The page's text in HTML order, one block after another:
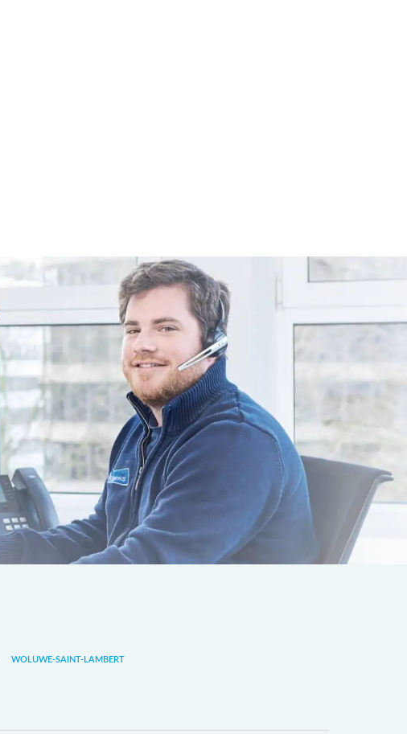
WOLUWE-SAINT-LAMBERT